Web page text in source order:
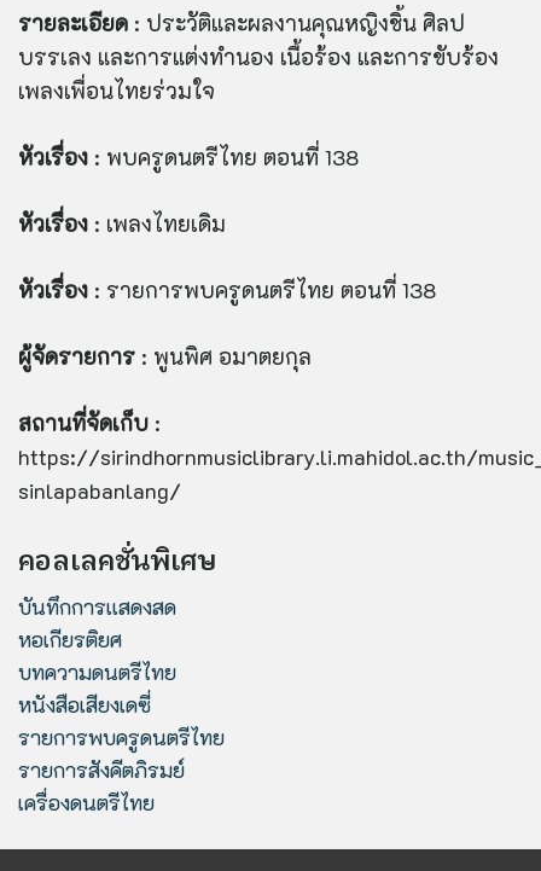
รายละเอียด : ประวัติและผลงานคุณหญิงชิ้น ศิลป
บรรเลง และการแต่งทำนอง เนื้อร้อง และการขับร้อง
เพลงเพื่อนไทยร่วมใจ
หัวเรื่อง : พบครูดนตรีไทย ตอนที่ 138
หัวเรื่อง : เพลงไทยเดิม
หัวเรื่อง : รายการพบครูดนตรีไทย ตอนที่ 138
ผู้จัดรายการ : พูนพิศ อมาตยกุล
สถานที่จัดเก็บ :
https://sirindhornmusiclibrary.li.mahidol.ac.th/
sinlapabanlang/
คอลเลคชั่นพิเศษ
บันทึกการแสดงสด
หอเกียรติยศ
บทความดนตรีไทย
หนังสือเสียงเดซี่
รายการพบครูดนตรีไทย
รายการสังคีตภิรมย์
เครื่องดนตรีไทย